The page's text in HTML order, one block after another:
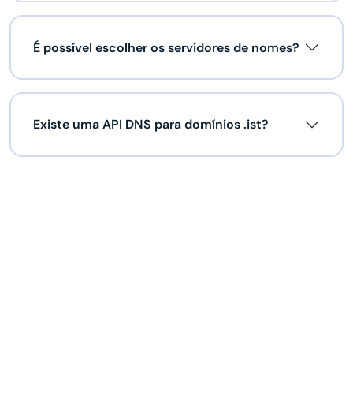
É possível escolher os servidores de nomes?
Existe uma API DNS para domínios .ist?